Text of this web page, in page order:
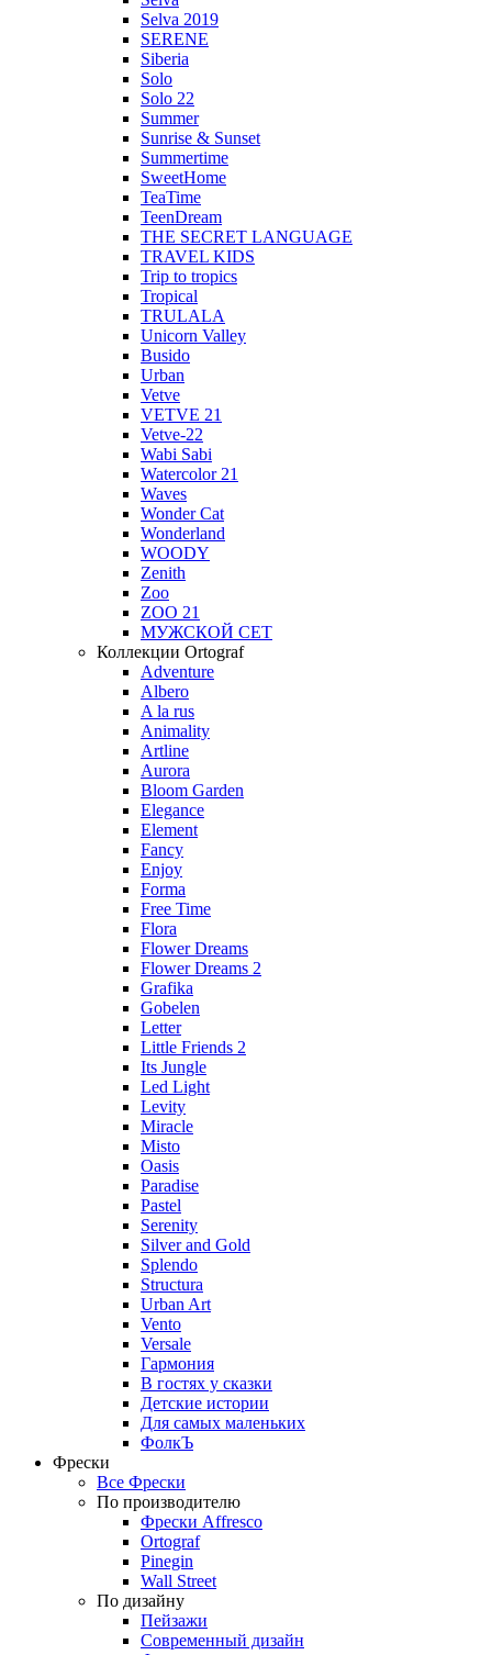
Selva 2019
SERENE
Siberia
Solo
Solo 22
Summer
Sunrise & Sunset
Summertime
SweetHome
TeaTime
TeenDream
THE SECRET LANGUAGE
TRAVEL KIDS
Trip to tropics
Tropical
TRULALA
Unicorn Valley
Busido
Urban
Vetve
VETVE 21
Vetve-22
Wabi Sabi
Watercolor 21
Waves
Wonder Cat
Wonderland
WOODY
Zenith
Zoo
ZOO 21
МУЖСКОЙ СЕТ
Коллекции Ortograf
Adventure
Albero
A la rus
Animality
Artline
Aurora
Bloom Garden
Elegance
Element
Fancy
Enjoy
Forma
Free Time
Flora
Flower Dreams
Flower Dreams 2
Grafika
Gobelen
Letter
Little Friends 2
Its Jungle
Led Light
Levity
Miracle
Misto
Oasis
Paradise
Pastel
Serenity
Silver and Gold
Splendo
Structura
Urban Art
Vento
Versale
Гармония
В гостях у сказки
Детские истории
Для самых маленьких
ФолкЪ
Фрески
Все Фрески
По производителю
Фрески Affresco
Ortograf
Pinegin
Wall Street
По дизайну
Пейзажи
Современный дизайн